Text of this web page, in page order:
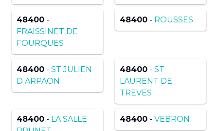
48400 -
FRAISSINET DE
FOURQUES
48400 - ROUSSES
48400 - ST JULIEN
D ARPAON
48400 - ST
LAURENT DE
TREVES
48400 - LA SALLE
48400 - VEBRON